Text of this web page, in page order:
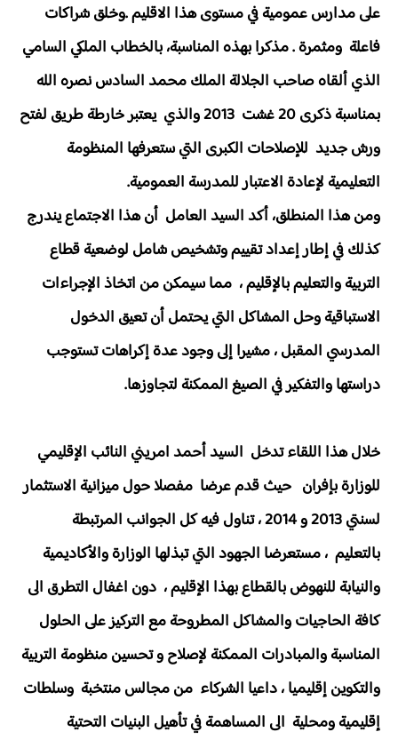
على مدارس عمومية في مستوى هذا الاقليم .وخلق شراكات
فاعلة ومثمرة . مذكرا بهذه المناسبة، بالخطاب الملكي السامي
الذي ألقاه صاحب الجلالة الملك محمد السادس نصره الله
بمناسبة ذكرى 20 غشت 2013 والذي يعتبر خارطة طريق لفتح
ورش جديد للإصلاحات الكبرى التي ستعرفها المنظومة
التعليمية لإعادة الاعتبار للمدرسة العمومية.
ومن هذا المنطلق، أكد السيد العامل أن هذا الاجتماع يندرج
كذلك في إطار إعداد تقييم وتشخيص شامل لوضعية قطاع
التربية والتعليم بالإقليم ، مما سيمكن من اتخاذ الإجراءات
الاستباقية وحل المشاكل التي يحتمل أن تعيق الدخول
المدرسي المقبل ، مشيرا إلى وجود عدة إكراهات تستوجب
دراستها والتفكير في الصيغ الممكنة لتجاوزها.
خلال هذا اللقاء تدخل السيد أحمد امريني النائب الإقليمي
للوزارة بإفران حيث قدم عرضا مفصلا حول ميزانية الاستثمار
لسنتي 2013 و 2014 ، تناول فيه كل الجوانب المرتبطة
بالتعليم ، مستعرضا الجهود التي تبذلها الوزارة والأكاديمية
والنيابة للنهوض بالقطاع بهذا الإقليم ، دون اغفال التطرق الى
كافة الحاجيات والمشاكل المطروحة مع التركيز على الحلول
المناسبة والمبادرات الممكنة لإصلاح و تحسين منظومة التربية
والتكوين إقليميا ، داعيا الشركاء من مجالس منتخبة وسلطات
إقليمية ومحلية الى المساهمة في تأهيل البنيات التحتية